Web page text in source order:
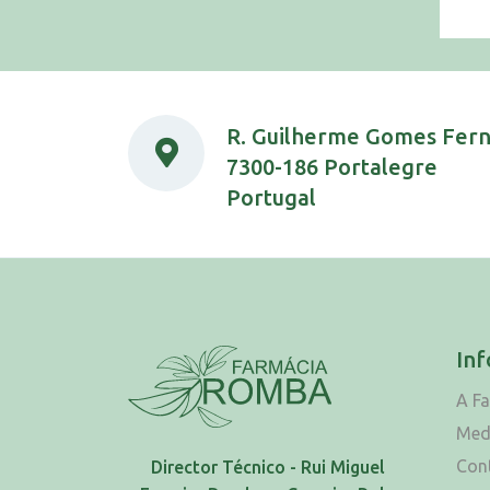
R. Guilherme Gomes
7300-186 Portalegre
Portugal
Director Técnico - Rui Miguel
A